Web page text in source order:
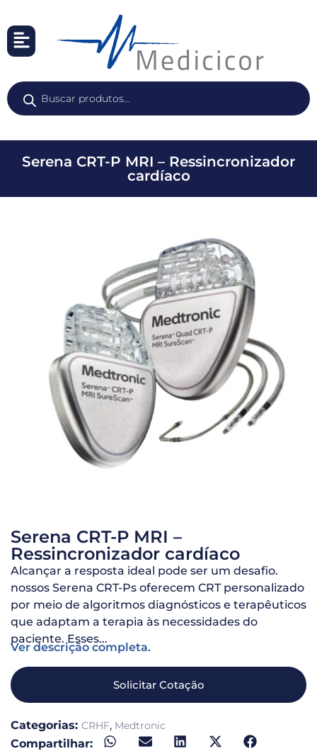
Serena CRT-P MRI – Ressincronizador
cardíaco
Serena CRT-P MRI –
Ressincronizador cardíaco
Alcançar a resposta ideal pode ser um desafio.
nossos Serena CRT-Ps oferecem CRT personalizado
por meio de algoritmos diagnósticos e terapêuticos
que adaptam a terapia às necessidades do
paciente. Esses...
Ver descrição completa.
Solicitar Cotação
Categorias: CRHF, Medtronic
Compartilhar: